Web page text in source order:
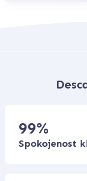
99%
Spokojenost